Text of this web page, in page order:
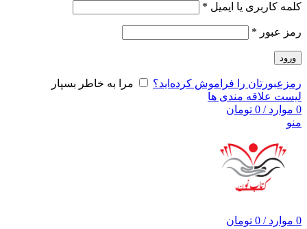
کلمه کاربری یا ایمیل *
رمز عبور *
ورود
رمزعبورتان را فراموش کرده‌اید؟
مرا به خاطر بسپار
لیست علاقه مندی ها
0 موارد /
0 تومان
منو
0 موارد /
0 تومان